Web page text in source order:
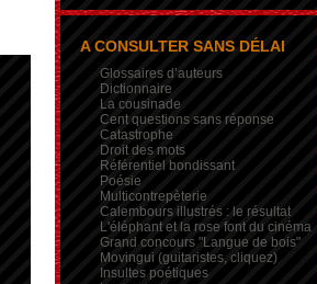
A CONSULTER SANS DÉLAI
Glossaires d’auteurs
Dictionnaire
La cousinade
Cent questions sans réponse
Catastrophe
Droit des mots
Référentiel bondissant
Poésie
Multicontrepèterie
Calembours illustrés : le résultat
L'éléphant et la rose font du cinéma
Grand concours "Langue de bois"
Movingui (guitaristes, cliquez)
Insultes poétiques